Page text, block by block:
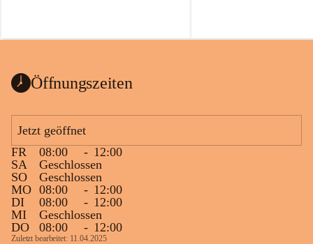
Öffnungszeiten
Jetzt geöffnet
FR
08:00 - 12:00
SA
Geschlossen
SO
Geschlossen
MO 08:00 - 12:00
DI
08:00 - 12:00
MI
Geschlossen
DO
08:00 - 12:00
Zuletzt bearbeitet: 11.04.2025